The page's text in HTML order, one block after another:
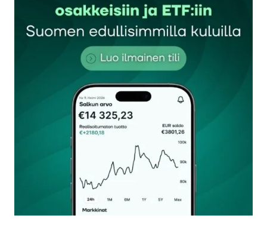
Sähköpostiosoitettasi ei julkaista.Pakolliset
kentät on merkitty*
Kommentti*
Nimesi tai nimimerkkisi
Sähköpostiosoitteesi